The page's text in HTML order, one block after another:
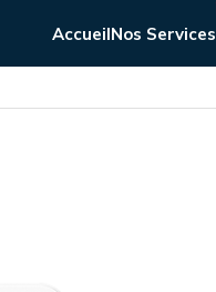
AccueilNos Services